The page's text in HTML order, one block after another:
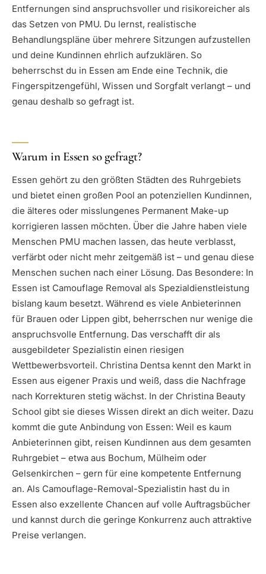
Entfernungen sind anspruchsvoller und risikoreicher als
das Setzen von PMU. Du lernst, realistische
Behandlungspläne über mehrere Sitzungen aufzustellen
und deine Kundinnen ehrlich aufzuklären. So
beherrschst du in Essen am Ende eine Technik, die
Fingerspitzengefühl, Wissen und Sorgfalt verlangt – und
genau deshalb so gefragt ist.
Warum in Essen so gefragt?
Essen gehört zu den größten Städten des Ruhrgebiets
und bietet einen großen Pool an potenziellen Kundinnen,
die älteres oder misslungenes Permanent Make-up
korrigieren lassen möchten. Über die Jahre haben viele
Menschen PMU machen lassen, das heute verblasst,
verfärbt oder nicht mehr zeitgemäß ist – und genau diese
Menschen suchen nach einer Lösung. Das Besondere: In
Essen ist Camouflage Removal als Spezialdienstleistung
bislang kaum besetzt. Während es viele Anbieterinnen
für Brauen oder Lippen gibt, beherrschen nur wenige die
anspruchsvolle Entfernung. Das verschafft dir als
ausgebildeter Spezialistin einen riesigen
Wettbewerbsvorteil. Christina Dentsa kennt den Markt in
Essen aus eigener Praxis und weiß, dass die Nachfrage
nach Korrekturen stetig wächst. In der Christina Beauty
School gibt sie dieses Wissen direkt an dich weiter. Dazu
kommt die gute Anbindung von Essen: Weil es kaum
Anbieterinnen gibt, reisen Kundinnen aus dem gesamten
Ruhrgebiet – etwa aus Bochum, Mülheim oder
Gelsenkirchen – gern für eine kompetente Entfernung
an. Als Camouflage-Removal-Spezialistin hast du in
Essen also exzellente Chancen auf volle Auftragsbücher
und kannst durch die geringe Konkurrenz auch attraktive
Preise verlangen.